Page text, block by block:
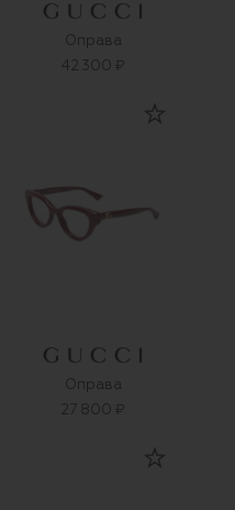
Оправа
42 300 ₽
Оправа
27 800 ₽